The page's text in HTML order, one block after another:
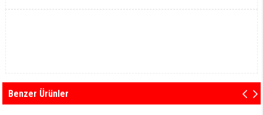
Benzer Ürünler